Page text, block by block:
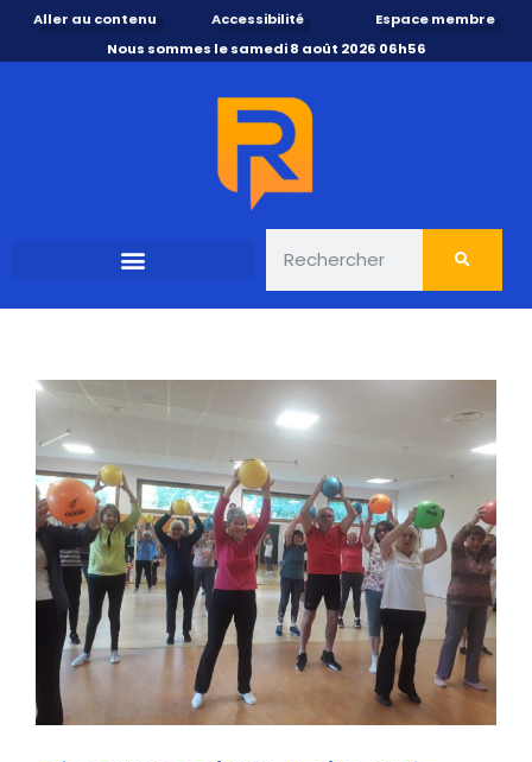
Aller au contenu Accessibilité
Espace membre
Nous sommes le samedi 8 août 2026 06h56